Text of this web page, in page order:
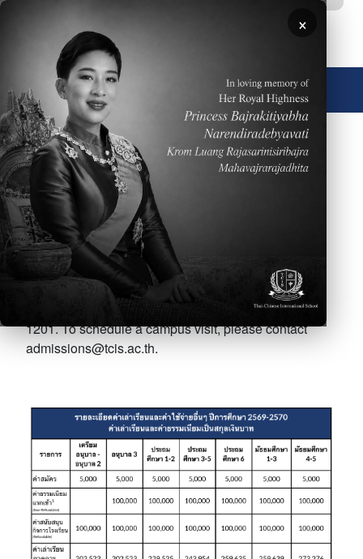
ข้ามไปยังเนื้อหาหลัก
🌐 ประเทศไทย
ภาพ
การรับสมัครนักเรียน
Thank you for your interest in TCIS.
Ourapplication form
is below as well as detailed
information about admissions and policies including
tuition discounts. If you have any questions, please
or call us at 66-2-751-
1201. To schedule a campus visit, please contact
admissions@tcis.ac.th.
×